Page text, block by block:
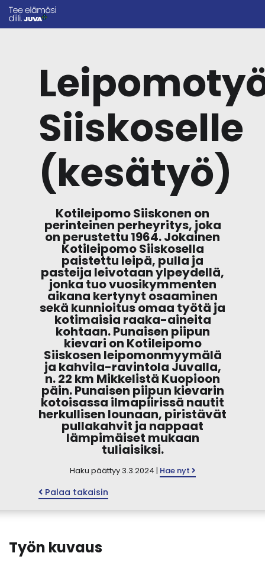
Siiskoselle
(kesätyö)
Kotileipomo Siiskonen on
perinteinen perheyritys, joka
on perustettu 1964. Jokainen
Kotileipomo Siiskosella
paistettu leipä, pulla ja
pasteija leivotaan ylpeydellä,
jonka tuo vuosikymmenten
aikana kertynyt osaaminen
sekä kunnioitus omaa työtä ja
kotimaisia raaka-aineita
kohtaan. Punaisen piipun
kievari on Kotileipomo
Siiskosen leipomonmyymälä
ja kahvila-ravintola Juvalla,
n. 22 km Mikkelistä Kuopioon
päin. Punaisen piipun kievarin
kotoisassa ilmapiirissä nautit
herkullisen lounaan, piristävät
pullakahvit ja nappaat
lämpimäiset mukaan
tuliaisiksi.
Haku päättyy 3.3.2024 | Hae nyt
Palaa takaisin
Työn kuvaus